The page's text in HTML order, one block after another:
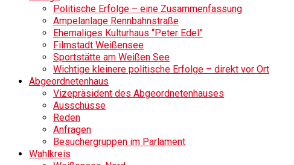
Politische Erfolge – eine Zusammenfassung
Ampelanlage Rennbahnstraße
Ehemaliges Kulturhaus “Peter Edel”
Filmstadt Weißensee
Sportstätte am Weißen See
Wichtige kleinere politische Erfolge – direkt vor Ort
Abgeordnetenhaus
Vizepräsident des Abgeordnetenhauses
Ausschüsse
Reden
Anfragen
Besuchergruppen im Parlament
Wahlkreis